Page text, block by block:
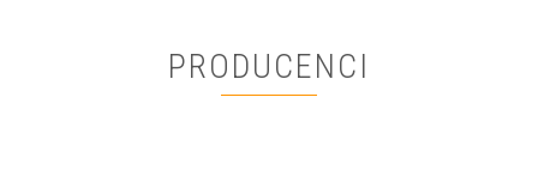
PRODUCENCI